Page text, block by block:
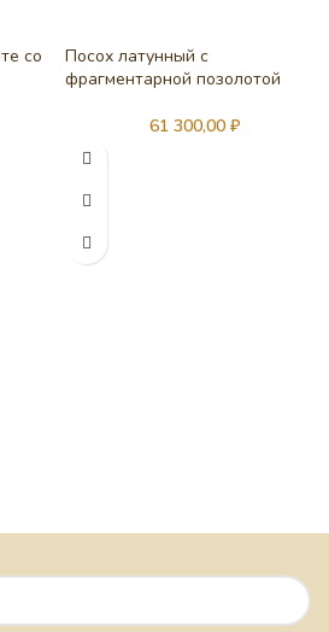
со
Посох латунный с
фрагментарной позолотой
61 300,00 ₽